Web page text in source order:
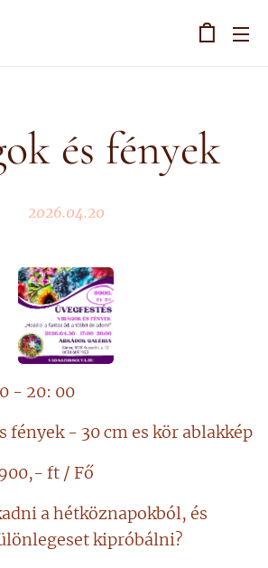
és fények
2026.04.20
- 20: 00
fények - 30 cm es kör ablakkép
ft / Fő
a hétköznapokból, és
kipróbálni?